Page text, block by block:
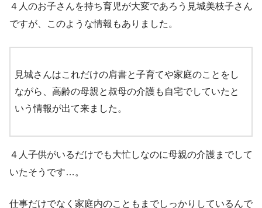
４人のお子さんを持ち育児が大変であろう見城美枝子さん
ですが、このような情報もありました。
見城さんはこれだけの肩書と子育てや家庭のことをし
ながら、 高齢の母親と叔母の介護も自宅でしていたと
いう情報が出て来ました。
４人子供がいるだけでも大忙しなのに母親の介護までして
いたそうです…。
仕事だけでなく家庭内のこともまでしっかりしているんで